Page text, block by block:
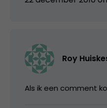
Roy
Als ik een comment